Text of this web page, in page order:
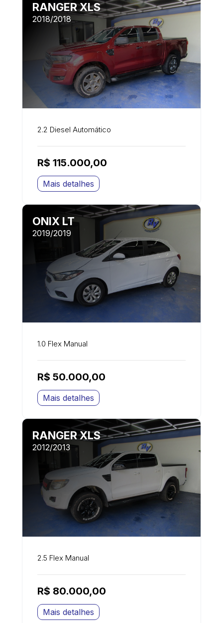
RANGER XLS
2018/2018
2.2 Diesel Automático
R$ 115.000,00
Mais detalhes
ONIX LT
2019/2019
1.0 Flex Manual
R$ 50.000,00
Mais detalhes
RANGER XLS
2012/2013
2.5 Flex Manual
R$ 80.000,00
Mais detalhes